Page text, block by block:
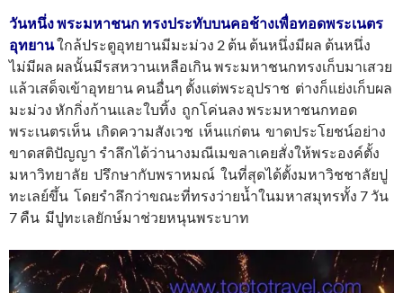
วันหนึ่ง พระมหาชนก ทรงประทับบนคอช้างเพื่อทอดพระเนตร
อุทยานใกล้ประตูอุทยานมีมะม่วง 2 ต้น ต้นหนึ่งมีผล ต้นหนึ่ง
ไม่มีผล ผลนั้นมีรสหวานเหลือเกิน พระมหาชนกทรงเก็บมาเสวย
แล้วเสด็จเข้าอุทยาน คนอื่นๆ ตั้งแต่พระอุปราช ต่างก็แย่งเก็บผล
มะม่วง หักกิ่งก้านและใบทิ้ง ถูกโค่นลง พระมหาชนกทอด
พระเนตรเห็น เกิดความสังเวช เห็นแก่ตน ขาดประโยชน์อย่าง
ขาดสติปัญญา รำลึกได้ว่านางมณีเมขลาเคยสั่งให้พระองค์ตั้ง
มหาวิทยาลัย ปรึกษากับพราหมณ์ ในที่สุดได้ตั้งมหาวิชชาลัยปู
ทะเลย์ขึ้น โดยรำลึกว่าขณะที่ทรงว่ายน้ำในมหาสมุทรทั้ง 7 วัน
7 คืน มีปูทะเลยักษ์มาช่วยหนุนพระบาท